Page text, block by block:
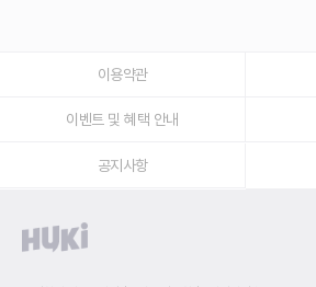
이용약관
이벤트 및 혜택 안내
공지사항